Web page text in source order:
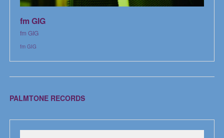
fm GIG
fm GIG
fm GIG
PALMTONE RECORDS